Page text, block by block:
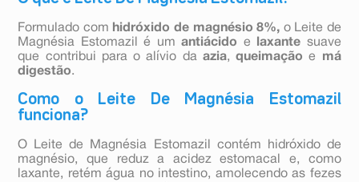
Formulado com hidróxido de magnésio 8%, o Leite de
Magnésia Estomazil é umantiácido e laxante suave
que contribui para o alívio da azia,queimação e má
digestão.
Como o Leite De Magnésia Estomazil
funciona?
O Leite de Magnésia Estomazil contém hidróxido de
magnésio, que reduz a acidez estomacal e, como
laxante, retém água no intestino, amolecendo as fezes